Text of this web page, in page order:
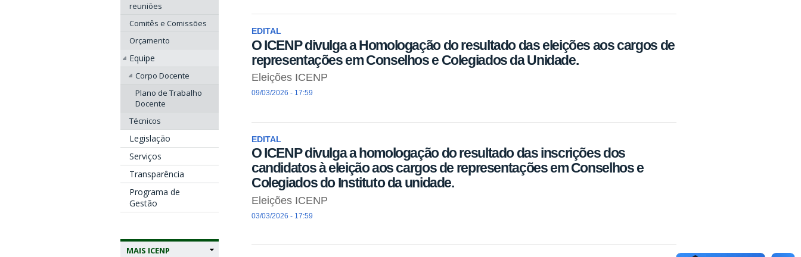
reuniões
Comitês e Comissões
Orçamento
Equipe
Corpo Docente
Plano de Trabalho
Docente
Técnicos
Legislação
Serviços
Transparência
Programa de
Gestão
MAIS ICENP
EDITAL
O ICENP divulga a Homologação do resultado das eleições aos cargos de
representações em Conselhos e Colegiados da Unidade.
Eleições ICENP
09/03/2026 - 17:59
EDITAL
O ICENP divulga a homologação do resultado das inscrições dos
candidatos à eleição aos cargos de representações em Conselhos e
Colegiados do Instituto da unidade.
Eleições ICENP
03/03/2026 - 17:59